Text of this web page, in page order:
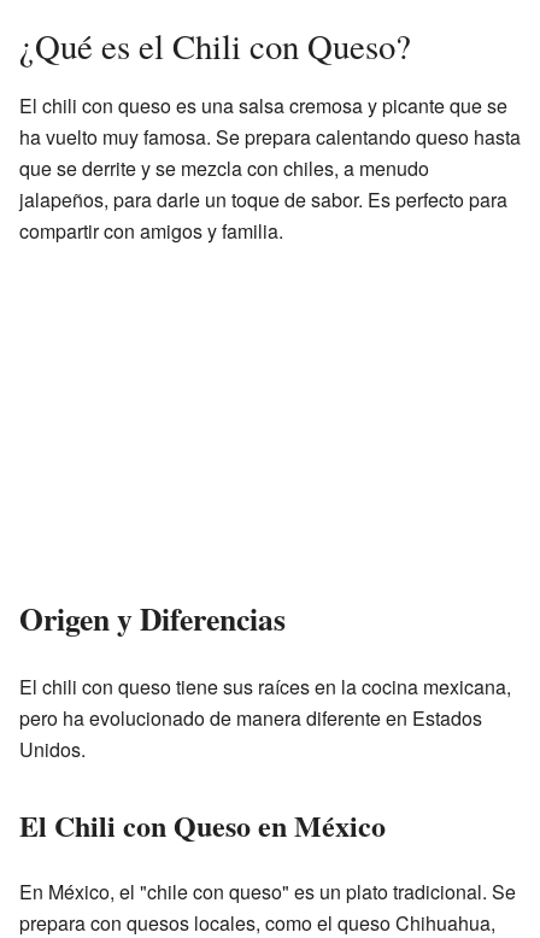
¿Qué es el Chili con Queso?
El chili con queso es una salsa cremosa y picante que se
ha vuelto muy famosa. Se prepara calentando queso hasta
que se derrite y se mezcla con chiles, a menudo
jalapeños, para darle un toque de sabor. Es perfecto para
compartir con amigos y familia.
Origen y Diferencias
El chili con queso tiene sus raíces en la cocina mexicana,
pero ha evolucionado de manera diferente en Estados
Unidos.
El Chili con Queso en México
En México, el "chile con queso" es un plato tradicional. Se
prepara con quesos locales, como el queso Chihuahua,